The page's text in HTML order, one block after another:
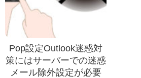
Pop設定Outlook迷惑対
策にはサーバーでの迷惑
メール除外設定が必要